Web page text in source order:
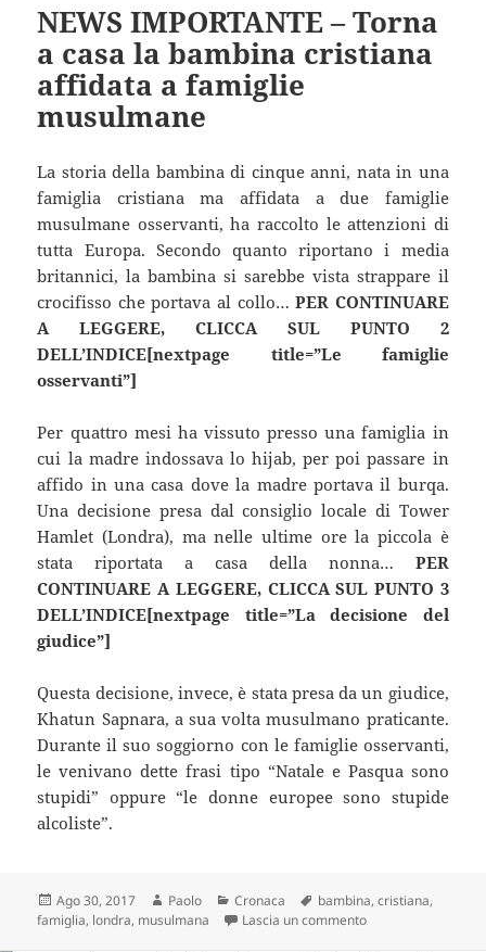
NEWS IMPORTANTE – Torna
a casa la bambina cristiana
affidata a famiglie
musulmane
La storia della bambina di cinque anni, nata in una
famiglia cristiana ma affidata a due famiglie
musulmane osservanti, ha raccolto le attenzioni di
tutta Europa. Secondo quanto riportano i media
britannici, la bambina si sarebbe vista strappare il
crocifisso che portava al collo…PER CONTINUARE
A LEGGERE, CLICCA SUL PUNTO 2
DELL’INDICE[nextpage title=”Le famiglie
osservanti”]
Per quattro mesi ha vissuto presso una famiglia in
cui la madre indossava lo hijab, per poi passare in
affido in una casa dove la madre portava il burqa.
Una decisione presa dal consiglio locale di Tower
Hamlet (Londra), ma nelle ultime ore la piccola è
stata riportata a casa della nonna… PER
CONTINUARE A LEGGERE, CLICCA SUL PUNTO 3
DELL’INDICE[nextpage title=”La decisione del
giudice”]
Questa decisione, invece, è stata presa da un giudice,
Khatun Sapnara, a sua volta musulmano praticante.
Durante il suo soggiorno con le famiglie osservanti,
le venivano dette frasi tipo “Natale e Pasqua sono
stupidi” oppure “le donne europee sono stupide
alcoliste”.
Scritto
il
Ago 30, 2017 Autore
Paolo Categorie
Cronaca Tag
bambina,cristiana,
famiglia, londra, musulmana Lascia un commentosu NEWS